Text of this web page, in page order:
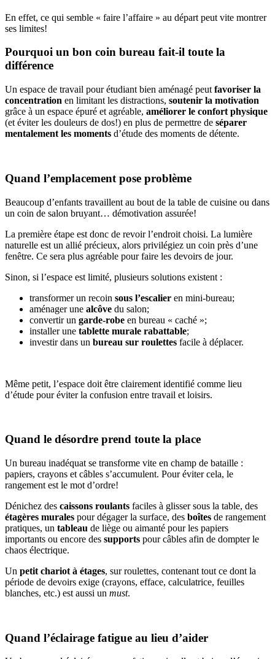
En effet, ce qui semble « faire l’affaire » au départ peut vite montrer
ses limites!
Pourquoi un bon coin bureau fait-il toute la
différence
Un espace de travail pour étudiant bien aménagé peut favoriser la
concentration en limitant les distractions, soutenir la motivation
grâce à un espace épuré et agréable, améliorer le confort physique
(et éviter les douleurs de dos!) en plus de permettre de séparer
mentalement les moments d’étude des moments de détente.
Quand l’emplacement pose problème
Beaucoup d’enfants travaillent au bout de la table de cuisine ou dans
un coin de salon bruyant… démotivation assurée!
La première étape est donc de revoir l’endroit choisi. La lumière
naturelle est un allié précieux, alors privilégiez un coin près d’une
fenêtre. Ce sera plus agréable pour faire les devoirs de jour.
Sinon, si l’espace est limité, plusieurs solutions existent :
transformer un recoin sous l’escalier en mini-bureau;
aménager une alcôve du salon;
convertir un garde-robe en bureau « caché »;
installer une tablette murale rabattable;
investir dans un bureau sur roulettes facile à déplacer.
Même petit, l’espace doit être clairement identifié comme lieu
d’étude pour éviter la confusion entre travail et loisirs.
Quand le désordre prend toute la place
Un bureau inadéquat se transforme vite en champ de bataille :
papiers, crayons et câbles s’accumulent. Pour éviter cela, le
rangement est le mot d’ordre!
Dénichez des caissons roulants faciles à glisser sous la table, des
étagères murales pour dégager la surface, des boîtes de rangement
pratiques, un tableau de liège ou aimanté pour les papiers
importants ou encore des supports pour câbles afin de dompter le
chaos électrique.
Un petit chariot à étages, sur roulettes, contenant tout ce dont la
période de devoirs exige (crayons, efface, calculatrice, feuilles
blanches, etc.) est aussi un must.
Quand l’éclairage fatigue au lieu d’aider